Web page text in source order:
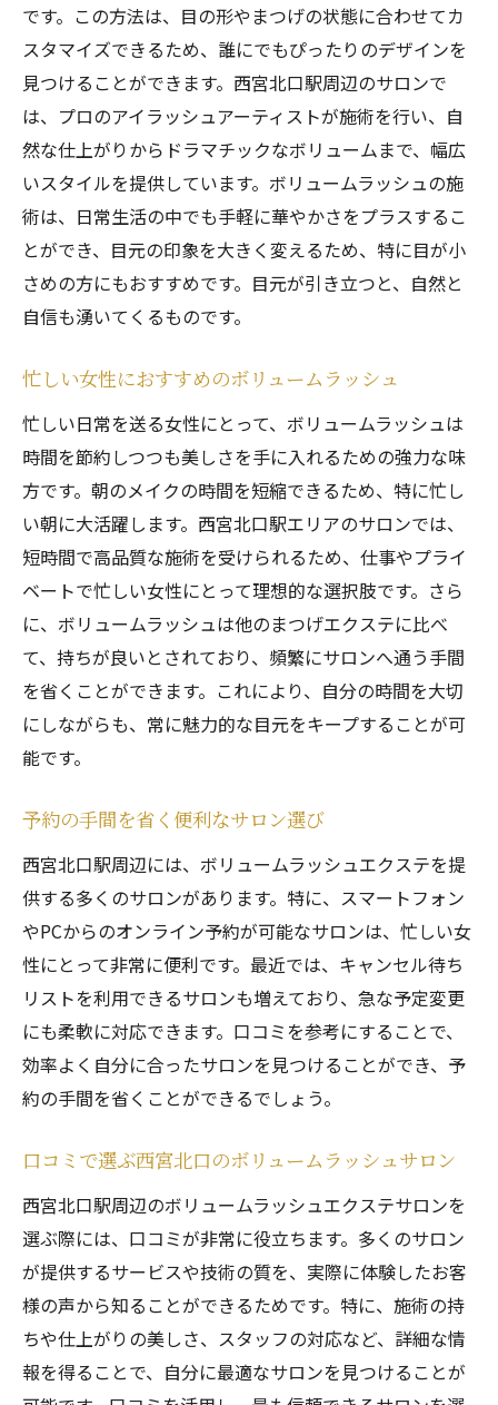
料金と効果のバランスを考えた選択
口コミから見る西宮北口のサロン特徴
ボリュームラッシュで手軽に自信を手に入れる
忙しい毎日に嬉しい時短効果
手軽に試せるエクステの魅力
自然な仕上がりで自信を持てる自分に
セルフケアで長持ちさせる方法
初めての方に安心なカウンセリング
ボリュームラッシュで日常を変える
の施術
ボリュームラッシュのケア方法と注意点
施術後の維持方法で持続力アップ
初めてでも安心の施術プロセス
ボリュームラッシュの施術時間と流れ
一度で実感できる効果の秘密
目元の印象を劇的に変える理由
ボリュームラッシュで特別な日をさらに特別に
結婚式やパーティーにぴったりのエクステ
特別な日を彩るボリュームラッシュの魅力
ボリュームラッシュで特別な写真映えを
ボリュームラッシュで思い出の日を彩る
です。この方法は、目の形やまつげの状態に合わせてカ
スタマイズできるため、誰にでもぴったりのデザインを
見つけることができます。西宮北口駅周辺のサロンで
は、プロのアイラッシュアーティストが施術を行い、自
然な仕上がりからドラマチックなボリュームまで、幅広
いスタイルを提供しています。ボリュームラッシュの施
術は、日常生活の中でも手軽に華やかさをプラスするこ
とができ、目元の印象を大きく変えるため、特に目が小
さめの方にもおすすめです。目元が引き立つと、自然と
自信も湧いてくるものです。
忙しい女性におすすめのボリュームラッシュ
忙しい日常を送る女性にとって、ボリュームラッシュは
時間を節約しつつも美しさを手に入れるための強力な味
方です。朝のメイクの時間を短縮できるため、特に忙し
い朝に大活躍します。西宮北口駅エリアのサロンでは、
短時間で高品質な施術を受けられるため、仕事やプライ
ベートで忙しい女性にとって理想的な選択肢です。さら
に、ボリュームラッシュは他のまつげエクステに比べ
て、持ちが良いとされており、頻繁にサロンへ通う手間
を省くことができます。これにより、自分の時間を大切
にしながらも、常に魅力的な目元をキープすることが可
能です。
予約の手間を省く便利なサロン選び
西宮北口駅周辺には、ボリュームラッシュエクステを提
供する多くのサロンがあります。特に、スマートフォン
やPCからのオンライン予約が可能なサロンは、忙しい女
性にとって非常に便利です。最近では、キャンセル待ち
リストを利用できるサロンも増えており、急な予定変更
にも柔軟に対応できます。口コミを参考にすることで、
効率よく自分に合ったサロンを見つけることができ、予
約の手間を省くことができるでしょう。
口コミで選ぶ西宮北口のボリュームラッシュサロン
西宮北口駅周辺のボリュームラッシュエクステサロンを
選ぶ際には、口コミが非常に役立ちます。多くのサロン
が提供するサービスや技術の質を、実際に体験したお客
様の声から知ることができるためです。特に、施術の持
ちや仕上がりの美しさ、スタッフの対応など、詳細な情
報を得ることで、自分に最適なサロンを見つけることが